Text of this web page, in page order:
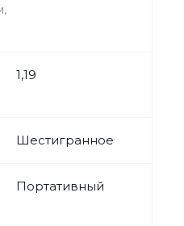
1,19
Шестигранное
Портативный